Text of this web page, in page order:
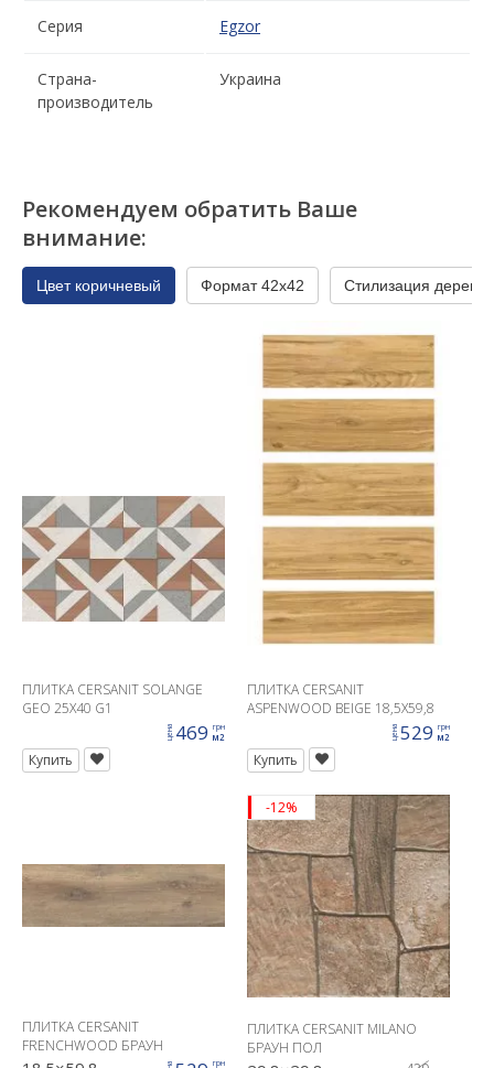
Серия Egzor
Страна-
производитель
Украина
Рекомендуем обратить Ваше
внимание:
Цвет коричневый Формат 42x42 Стилизация дерево
ПЛИТКА CERSANIT SOLANGE
GEO 25X40 G1
цена469 грн
м2
Купить
ПЛИТКА CERSANIT
ASPENWOOD BEIGE 18,5X59,8
цена529 грн
м2
Купить
ПЛИТКА CERSANIT
FRENCHWOOD БРАУН
грн
-12%
ПЛИТКА CERSANIT MILANO
БРАУН ПОЛ